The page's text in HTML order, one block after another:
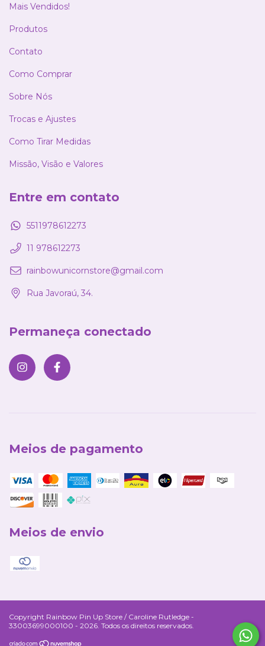
Mais Vendidos!
Produtos
Contato
Como Comprar
Sobre Nós
Trocas e Ajustes
Como Tirar Medidas
Missão, Visão e Valores
Entre em contato
5511978612273
11 978612273
rainbowunicornstore@gmail.com
Rua Javoraú, 34.
Permaneça conectado
Meios de pagamento
Meios de envio
Copyright Rainbow Pin Up Store / Caroline Rutledge -
33003699000100 - 2026. Todos os direitos reservados.